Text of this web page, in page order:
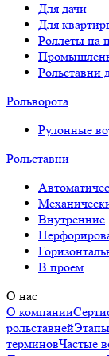
Для дачи
Для
Роллеты на
Рольставни
Рольворота
Рулонные
Рольставни
Внутренние
В проем
О нас
О компании
рольставней
терминовЧастые